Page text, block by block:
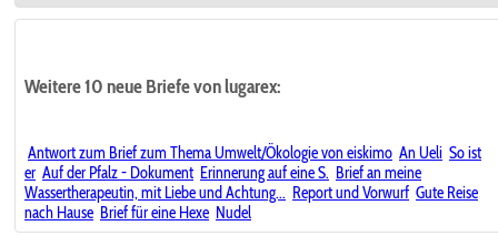
Weitere 10 neue Briefe von lugarex:
Antwort zum Brief zum Thema Umwelt/Ökologie von eiskimo An Ueli So ist
er Auf der Pfalz - Dokument Erinnerung auf eine S. Brief an meine
Wassertherapeutin, mit Liebe und Achtung... Report und Vorwurf Gute Reise
nach Hause Brief für eine Hexe Nudel